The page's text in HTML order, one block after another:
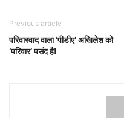
Previous article
परिवारवाद वाला ‘पीडीए’ अखिलेश को
‘परिवार’ पसंद है!